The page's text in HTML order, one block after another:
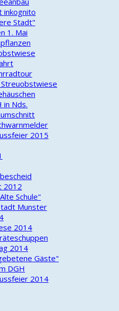
inkognito
Stadt"
1. Mai
in Nds.
2015
2012
Schule"
Munster
2014
2014
Gäste"
DGH
2014